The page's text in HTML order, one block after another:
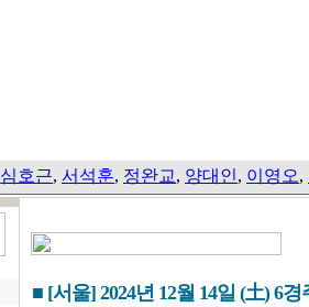
심호근, 서석훈, 정완교, 양대인, 이영오,
■ [서울] 2024년 12월 14일 (土) 6경